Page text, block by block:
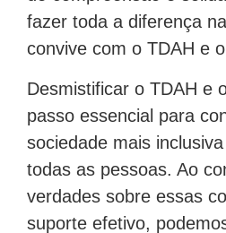
fazer toda a diferença
convive com o TDAH e o
Desmistificar o TDAH e
passo essencial para
sociedade mais
todas as pessoas. Ao
verdades sobre essas
suporte efetivo,